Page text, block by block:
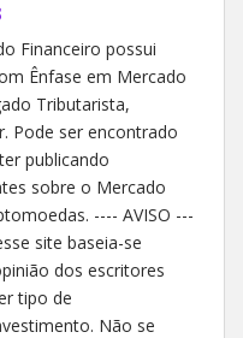
Financeiro possui
Ênfase em Mercado
Tributarista,
Pode ser encontrado
publicando
sobre o Mercado
---- AVISO ---
site baseia-se
dos escritores
tipo de
Não se